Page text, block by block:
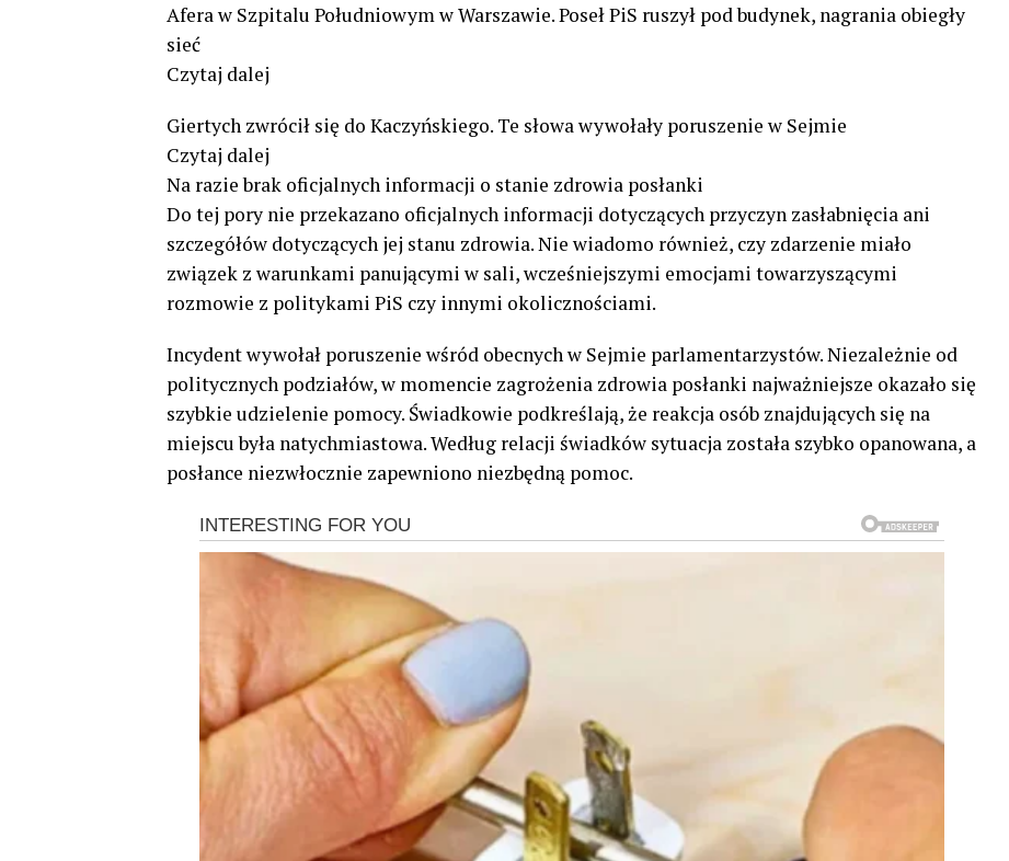
Afera w Szpitalu Południowym w Warszawie. Poseł PiS ruszył pod budynek, nagrania obiegły
sieć
Czytaj dalej
Giertych zwrócił się do Kaczyńskiego. Te słowa wywołały poruszenie w Sejmie
Czytaj dalej
Na razie brak oficjalnych informacji o stanie zdrowia posłanki
Do tej pory nie przekazano oficjalnych informacji dotyczących przyczyn zasłabnięcia ani
szczegółów dotyczących jej stanu zdrowia. Nie wiadomo również, czy zdarzenie miało
związek z warunkami panującymi w sali, wcześniejszymi emocjami towarzyszącymi
rozmowie z politykami PiS czy innymi okolicznościami.
Incydent wywołał poruszenie wśród obecnych w Sejmie parlamentarzystów. Niezależnie od
politycznych podziałów, w momencie zagrożenia zdrowia posłanki najważniejsze okazało się
szybkie udzielenie pomocy. Świadkowie podkreślają, że reakcja osób znajdujących się na
miejscu była natychmiastowa. Według relacji świadków sytuacja została szybko opanowana, a
posłance niezwłocznie zapewniono niezbędną pomoc.